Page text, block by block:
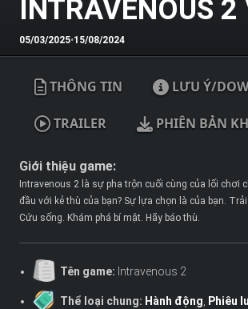
INTRAVENOUS
05/03/2025•15/08/2024
THÔNG TIN LƯU Ý/
TRAILER PHIÊN BẢN
Giới thiệu game:
Intravenous 2 là sự pha trộn cuối cùng của lối chơi
đầu với kẻ thù của bạn? Sự lựa chọn là của bạn.
Cứu sống. Khám phá bí mật. Hãy báo thù.
Tên game: Intravenous 2
Thể loại chung: Hành động, Phiêu